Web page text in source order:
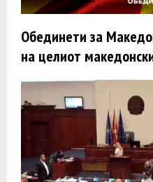
Обединети за
на целиот